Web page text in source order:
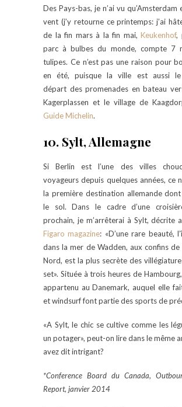
Des Pays-bas, je n’ai vu qu’Amsterdam
vent (j’y retourne ce printemps: j’ai
de la fin mars à la fin mai, Keukenhof,
parc à bulbes du monde, compte 7
tulipes. Ce n’est pas une raison pour
en été, puisque la ville est aussi
départ des promenades en bateau
Kagerplassen et le village de
Guide Michelin.
10. Sylt, Allemagne
Si Berlin est l’une des villes
voyageurs depuis quelques années, ce
la première destination allemande
le sol. Dans le cadre d’une
prochain, je m’arrêterai à Sylt, décrite
Figaro magazine: «D’une rare beauté,
dans la mer de Wadden, aux confins de
Nord, est la plus secrète des
set». Située à trois heures de
appartenu au Danemark, auquel elle
et windsurf font partie des sports de
«A Sylt, le chic se cultive comme les
un potager», peut-on lire dans le même
avez dit intrigant?
*Conference Board du Canada,
Report, janvier 2014